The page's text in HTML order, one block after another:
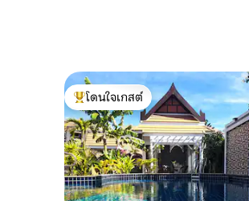
โดนใจเกสต์ที่สุด
โดนใจเกสต์